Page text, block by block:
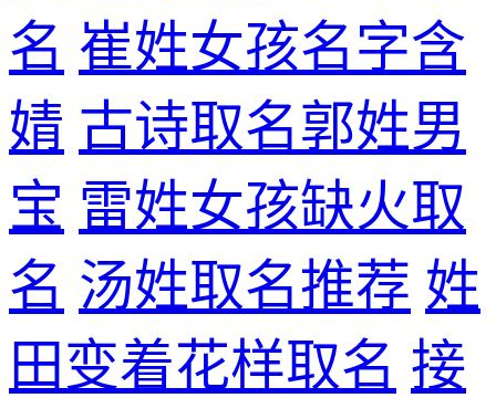
名 崔姓女孩名字含
婧 古诗取名郭姓男
宝 雷姓女孩缺火取
名 汤姓取名推荐 姓
田变着花样取名 接